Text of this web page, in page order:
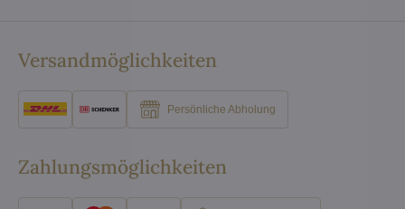
Versandmöglichkeiten
Persönliche Abholung
Zahlungsmöglichkeiten